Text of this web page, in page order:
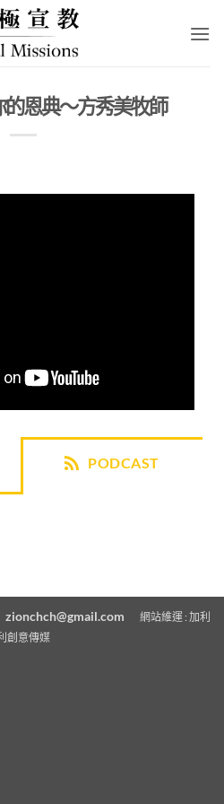
恩典～方秀美牧師
PODCAST
zionchch@gmail.com 網站維運 : 加利
創意傳媒